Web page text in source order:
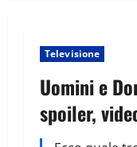
Televisione
Uomini e
spoiler,